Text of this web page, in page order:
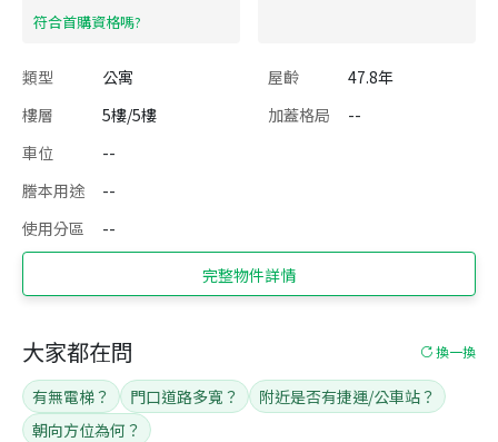
​符合首購資格嗎?
類型 公寓 屋齡
47.8年
樓層
5樓/5樓 加蓋格局
--
車位
--
謄本用途
--
使用分區
--
完整物件詳情
大家都在問 換一換
有無電梯？ 門口道路多寬？
附近是否有捷運/公車站？
朝向方位為何？